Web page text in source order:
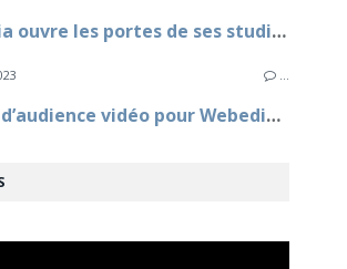
Webedia ouvre les portes de ses studios au grand public le samedi 23 septembre 2023
…
Record d’audience vidéo pour Webedia selon médiamétrie/netratings